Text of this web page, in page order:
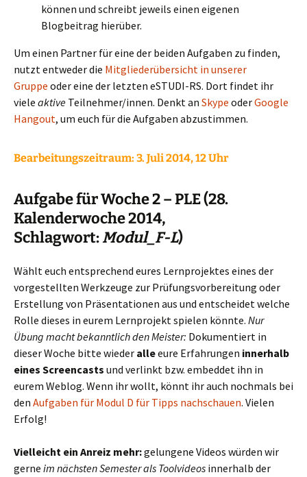
können und schreibt jeweils einen eigenen
Blogbeitrag hierüber.
Um einen Partner für eine der beiden Aufgaben zu finden,
nutzt entweder die Mitgliederübersicht in unserer
Gruppe oder eine der letzten eSTUDI-RS. Dort findet ihr
viele aktive Teilnehmer/innen. Denkt an Skype oderGoogle
Hangout, um euch für die Aufgaben abzustimmen.
Bearbeitungszeitraum: 3. Juli 2014, 12 Uhr
Aufgabe für Woche 2 – PLE (28.
Kalenderwoche 2014,
Schlagwort:Modul_F-L)
Wählt euch entsprechend eures Lernprojektes eines der
vorgestellten Werkzeuge zur Prüfungsvorbereitung oder
Erstellung von Präsentationen aus und entscheidet welche
Rolle dieses in eurem Lernprojekt spielen könnte. Nur
Übung macht bekanntlich den Meister: Dokumentiert in
dieser Woche bitte wieder alleeure Erfahrungen innerhalb
eines Screencasts und verlinkt bzw. embeddet ihn in
eurem Weblog. Wenn ihr wollt, könnt ihr auch nochmals bei
den Aufgaben für Modul D für Tipps nachschauen. Vielen
Erfolg!
Vielleicht ein Anreiz mehr:gelungene Videos würden wir
gerne im nächsten Semester als Toolvideos innerhalb der